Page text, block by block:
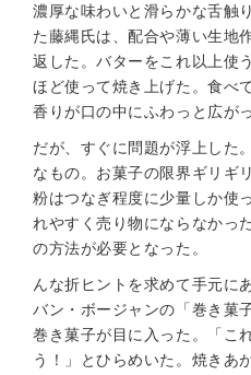
濃厚な味わいと滑らかな舌触
た藤縄氏は、配合や薄い生地
返した。バターをこれ以上使
ほど使って焼き上げた。食べ
香りが口の中にふわっと広がっ
だが、すぐに問題が浮上した
なもの。お菓子の限界ギリギ
粉はつなぎ程度に少量しか使
れやすく売り物にならなかっ
の方法が必要となった。
んな折ヒントを求めて手元に
バン・ボージャンの「巻き菓
巻き菓子が目に入った。「こ
う！」とひらめいた。焼きあ